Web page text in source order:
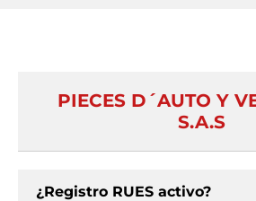
PIECES D´AUTO Y
S.A.S
¿Registro RUES activo?